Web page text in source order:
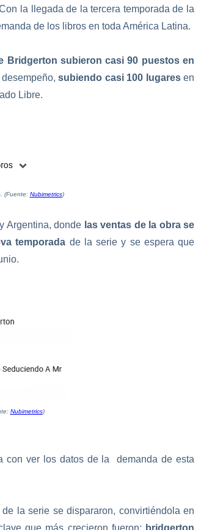
la llegada de la tercera temporada de la
de los libros en toda América Latina.
Bridgerton subieron casi 90 puestos en
desempeño,subiendo casi 100 lugaresen
Libre.
(Fuente: Nubimetrics)
Argentina, donde las ventas de la obra se
temporada de la serie y se espera que
Nubimetrics)
con ver los datos de la demanda de esta
la serie se dispararon, convirtiéndola en
que más crecieron fueron: bridgerton